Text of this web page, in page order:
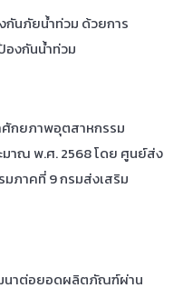
กันภัยน้ำท่วม ด้วยการ
งกันน้ำท่วม
กยภาพอุตสาหกรรม
าณ พ.ศ. 2568 โดย ศูนย์ส่ง
มภาคที่ 9 กรมส่งเสริม
นาต่อยอดผลิตภัณฑ์ผ่าน